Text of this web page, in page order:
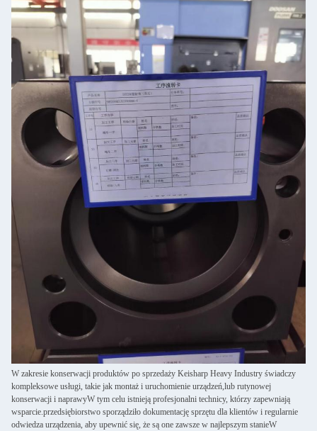
Zatwierdź
W zakresie konserwacji produktów po sprzedaży Keisharp Heavy Industry świadczy
kompleksowe usługi, takie jak montaż i uruchomienie urządzeń,lub rutynowej
konserwacji i naprawyW tym celu istnieją profesjonalni technicy, którzy zapewniają
wsparcie.przedsiębiorstwo sporządziło dokumentację sprzętu dla klientów i regularnie
odwiedza urządzenia, aby upewnić się, że są one zawsze w najlepszym stanieW